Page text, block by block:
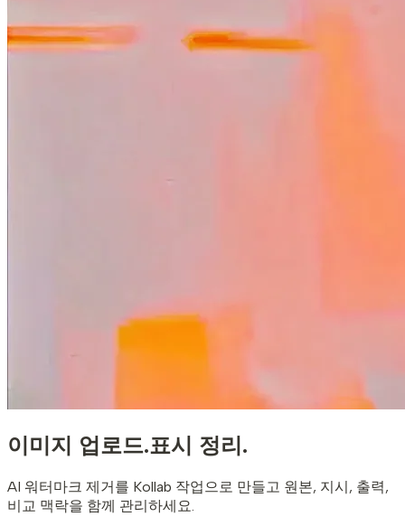
이미지 업로드.표시 정리.
AI 워터마크 제거를 Kollab 작업으로 만들고 원본, 지시, 출력,
비교 맥락을 함께 관리하세요.